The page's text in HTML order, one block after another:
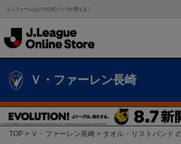
ユニフォームなどの公式グッズが買える！
Ｖ・ファーレン長崎
TOP Ｖ・ファーレン長崎 タオル・リストバンド